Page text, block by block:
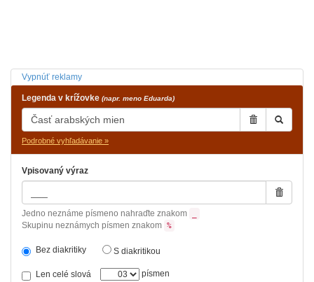
Vypnúť reklamy
Legenda v krížovke (napr. meno Eduarda)
Podrobné vyhľadávanie »
Vpisovaný výraz
Jedno neznáme písmeno nahraďte znakom
Skupinu neznámych písmen znakom %
Bez diakritiky S diakritikou
Len celé slová písmen